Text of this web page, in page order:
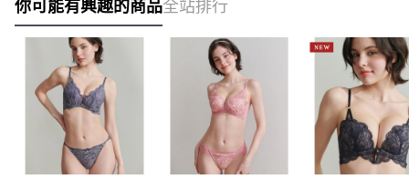
你可能有興趣的商品全站排行